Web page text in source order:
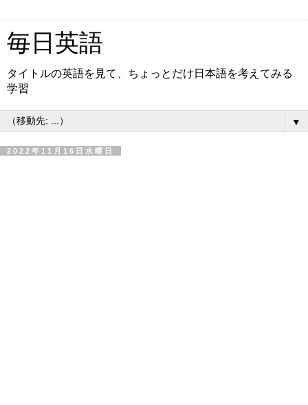
毎日英語
タイトルの英語を見て、ちょっとだけ日本語を考えてみる
学習
▼
2022年11月16日水曜日